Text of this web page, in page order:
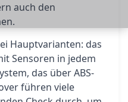
auch den
Hauptvarianten: das
Sensoren in jedem
das über ABS-
führen viele